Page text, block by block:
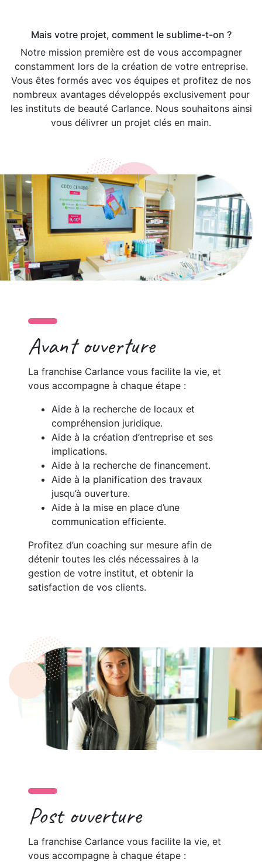
Mais votre projet, comment le sublime-t-on ?
Notre mission première est de vous accompagner
constamment lors de la création de votre entreprise.
Vous êtes formés avec vos équipes et profitez de nos
nombreux avantages développés exclusivement pour
les instituts de beauté Carlance. Nous souhaitons ainsi
vous délivrer un projet clés en main.
Avant ouverture
La franchise Carlance vous facilite la vie, et
vous accompagne à chaque étape :
Aide à la recherche de locaux et
compréhension juridique.
Aide à la création d’entreprise et ses
implications.
Aide à la recherche de financement.
Aide à la planification des travaux
jusqu’à ouverture.
Aide à la mise en place d’une
communication efficiente.
Profitez d’un coaching sur mesure afin de
détenir toutes les clés nécessaires à la
gestion de votre institut, et obtenir la
satisfaction de vos clients.
Post ouverture
La franchise Carlance vous facilite la vie, et
vous accompagne à chaque étape :